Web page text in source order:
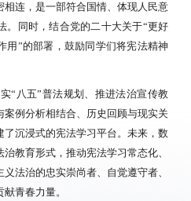
连，是一部符合国情、体现人民意
。同时，结合党的二十大关于“更好
用”的部署，鼓励同学们将宪法精神
“八五”普法规划、推进法治宣传教
例分析相结合、历史回顾与现实关
沉浸式的宪法学习平台。未来，数
教育形式，推动宪法学习常态化、
法治的忠实崇尚者、自觉遵守者、
青春力量。